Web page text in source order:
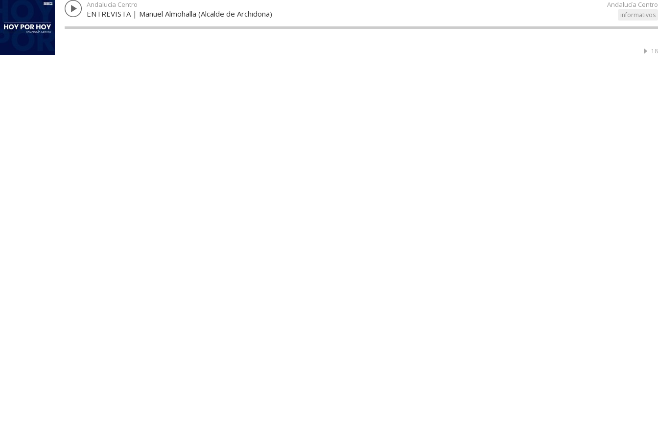
Andalucía Centro
Andalucía Centro
informativos
ENTREVISTA | Manuel Almohalla (Alcalde de Archidona)
18